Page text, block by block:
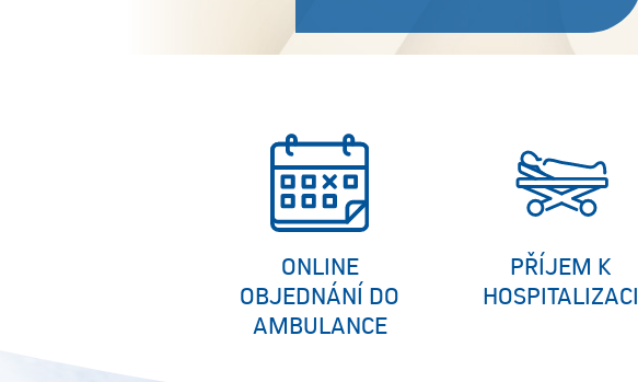
ONLINE
OBJEDNÁNÍ DO
AMBULANCE
PŘÍJEM K
HOSPITALIZACI